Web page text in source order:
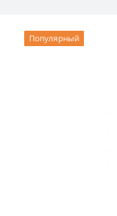
Популярный